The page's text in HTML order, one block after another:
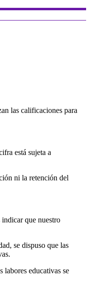
las calificaciones para
está sujeta a
ni la retención del
indicar que nuestro
se dispuso que las
labores educativas se